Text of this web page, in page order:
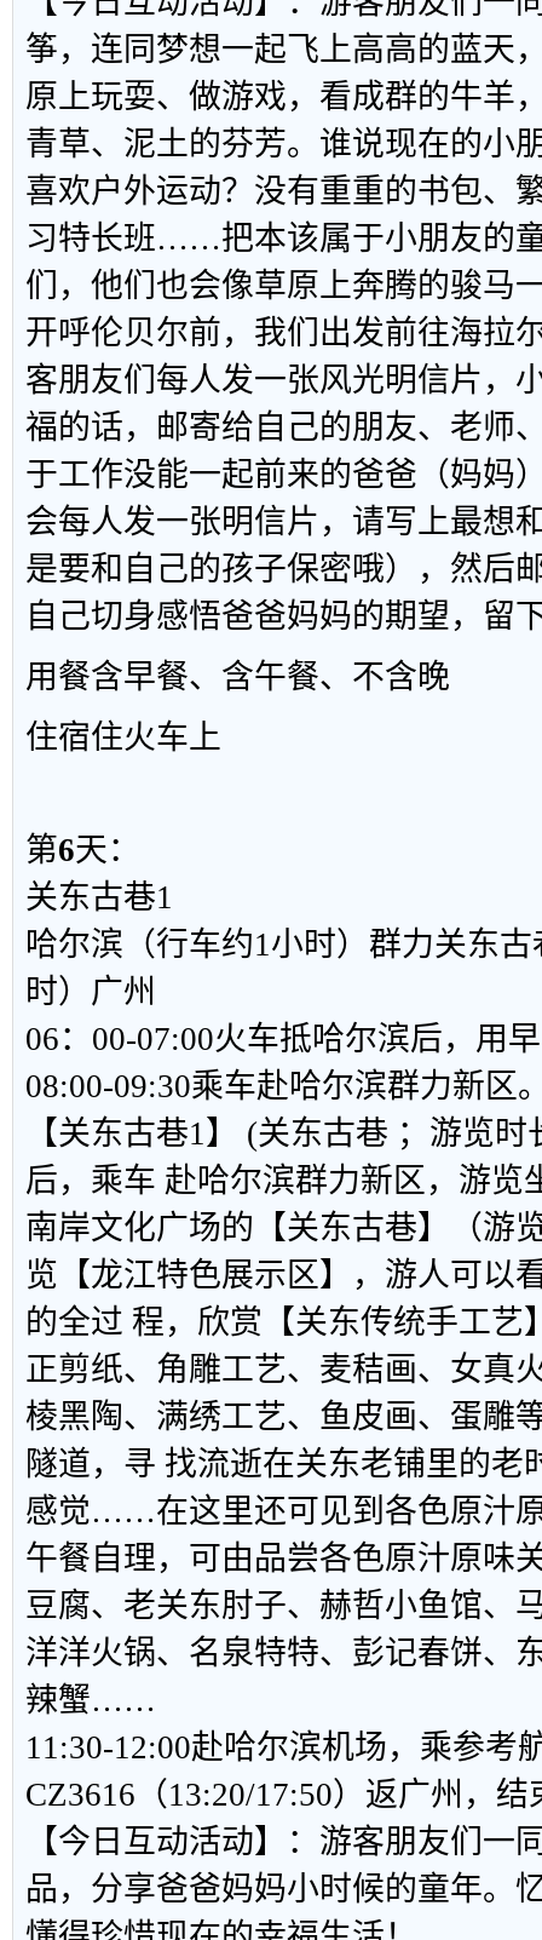
筝，连同梦想一起飞上高高的蓝天
原上玩耍、做游戏，看成群的牛羊
青草、泥土的芬芳。谁说现在的小
喜欢户外运动？没有重重的书包、
习特长班……把本该属于小朋友的
们，他们也会像草原上奔腾的骏马
开呼伦贝尔前，我们出发前往海拉
客朋友们每人发一张风光明信片，
福的话，邮寄给自己的朋友、老师
于工作没能一起前来的爸爸（妈妈
会每人发一张明信片，请写上最想
是要和自己的孩子保密哦），然后
自己切身感悟爸爸妈妈的期望，留
用餐含早餐、含午餐、不含晚
住宿住火车上
第6天：
关东古巷1
哈尔滨（行车约1小时）群力关东
时）广州
06：00-07:00火车抵哈尔滨后，用
08:00-09:30乘车赴哈尔滨群力新区
【关东古巷1 】
(关东古巷 ；游览时
后，乘车 赴哈尔滨群力新区，游览
南岸文化广场的【关东古巷】（游
览【龙江特色展示区】，游人可以
的全过 程，欣赏【关东传统手工艺
正剪纸、角雕工艺、麦秸画、女真
棱黑陶、满绣工艺、鱼皮画、蛋雕
隧道，寻 找流逝在关东老铺里的老
感觉……在这里还可见到各色原汁
午餐自理，可由品尝各色原汁原味
豆腐、老关东肘子、赫哲小鱼馆、
洋洋火锅、名泉特特、彭记春饼、
辣蟹……
11:30-12:00赴哈尔滨机场，乘参考
CZ3616（13:20/17:50）返广州，
【今日互动活动】：游客朋友们一
品，分享爸爸妈妈小时候的童年。